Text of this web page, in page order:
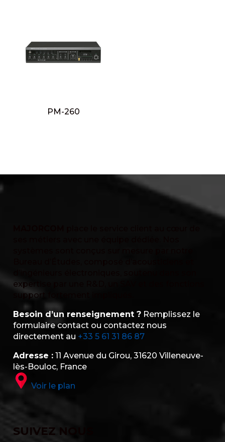
PM-260
expertise par une R&D, un SAV et des fonctions
support fortement impliqués.
Besoin d’un renseignement ? Remplissez le
formulaire contact ou contactez nous
directement au +33 5 61 31 86 87
Adresse : 11 Avenue du Girou, 31620 Villeneuve-
lès-Bouloc, France
Voir le plan
SUIVEZ NOUS